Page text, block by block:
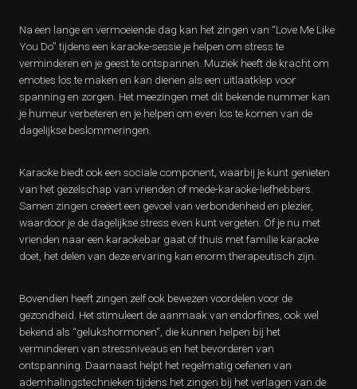
Na een lange en vermoeiende dag kan het zingen van “Love Me Like
You Do” tijdens een karaoke-sessie je helpen om stress te
verminderen en je geest te ontspannen. Muziek heeft de kracht om
emoties los te maken en kan dienen als een uitlaatklep voor
spanning en zorgen. Het meezingen met dit bekende nummer kan
je humeur verbeteren en je helpen om even los te komen van de
dagelijkse beslommeringen.
Karaoke biedt ook een sociale component, waarbij je kunt genieten
van het gezelschap van vrienden of mede-karaoke-liefhebbers.
Samen zingen creëert een gevoel van verbondenheid en plezier,
waardoor je de dagelijkse stress even kunt vergeten. Of je nu met
vrienden naar een karaokebar gaat of thuis met familie karaoke
doet, het delen van deze ervaring kan enorm therapeutisch zijn.
Bovendien heeft zingen zelf ook bewezen voordelen voor de
gezondheid. Het stimuleert de aanmaak van endorfines, ook wel
bekend als “gelukshormonen”, die kunnen helpen bij het
verminderen van stressniveaus en het bevorderen van
ontspanning. Daarnaast helpt het regelmatig oefenen van
ademhalingstechnieken tijdens het zingen bij het verlagen van de